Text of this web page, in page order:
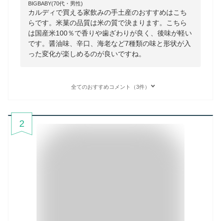
BIGBABY(70代・男性)
カルディで買える家飲みの手土産のおすすめはこち
らです。米菓の品質は米の質で決まります。こちら
は国産米100％で香りや歯ざわりが良く、後味が軽い
です。醤油味、辛口、海老など7種類の味と形状が入
った変化が楽しめるのが良いですね。
全てのおすすめコメント（3件）
2